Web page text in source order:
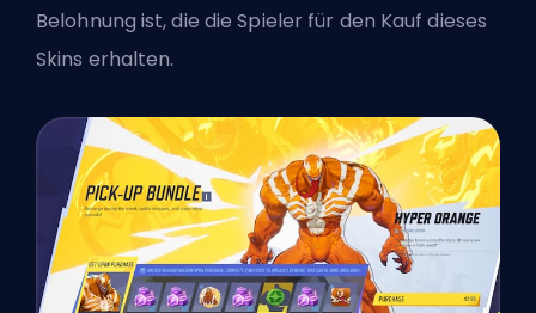
Belohnung ist, die die Spieler für den Kauf dieses
Skins erhalten.